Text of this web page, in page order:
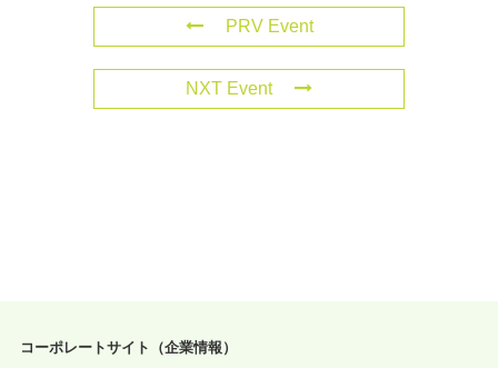
PRV Event
NXT Event
コーポレートサイト（企業情報）